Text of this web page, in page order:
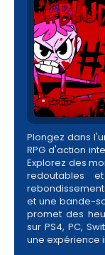
Plongez dans
RPG d'action
Explorez des
redoutables
et une bande-
promet des
sur PS4, PC,
une expérience